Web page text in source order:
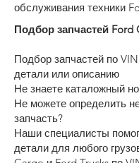
обслуживания техники
Подбор запчастей Ford
Подбор запчастей по
детали или описанию
Не знаете каталожный
Не можете определить
запчасть?
Наши специалисты
детали для любого